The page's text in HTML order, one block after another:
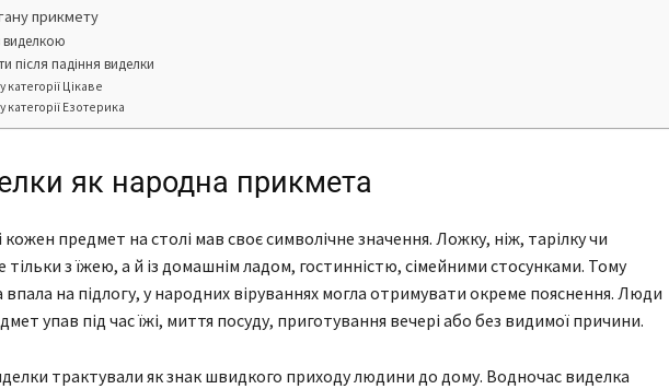
прикмету
виделкою
після падіння виделки
категорії Цікаве
категорії Езотерика
як народна прикмета
предмет на столі мав своє символічне значення. Ложку, ніж, тарілку чи
тільки з їжею, а й із домашнім ладом, гостинністю, сімейними стосунками. Тому
впала на підлогу, у народних віруваннях могла отримувати окреме пояснення. Люди
упав під час їжі, миття посуду, приготування вечері або без видимої причини.
трактували як знак швидкого приходу людини до дому. Водночас виделка